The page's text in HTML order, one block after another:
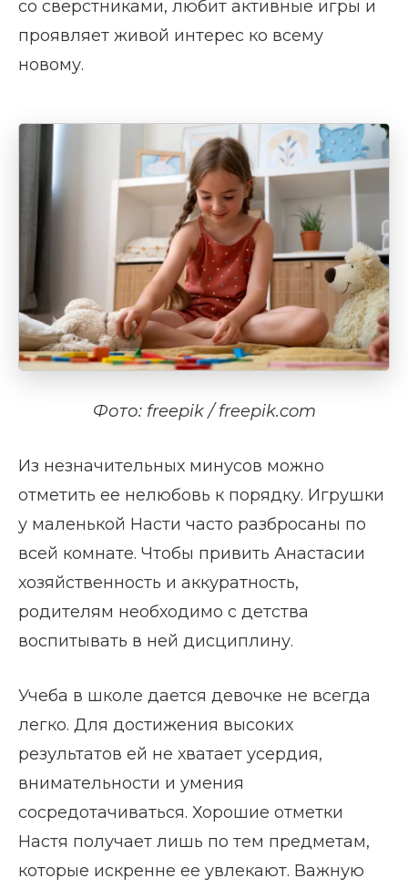
со сверстниками, любит активные игры и
проявляет живой интерес ко всему
новому.
Фото: freepik / freepik.com
Из незначительных минусов можно
отметить ее нелюбовь к порядку. Игрушки
у маленькой Насти часто разбросаны по
всей комнате. Чтобы привить Анастасии
хозяйственность и аккуратность,
родителям необходимо с детства
воспитывать в ней дисциплину.
Учеба в школе дается девочке не всегда
легко. Для достижения высоких
результатов ей не хватает усердия,
внимательности и умения
сосредотачиваться. Хорошие отметки
Настя получает лишь по тем предметам,
которые искренне ее увлекают. Важную